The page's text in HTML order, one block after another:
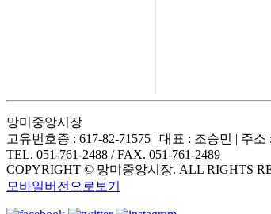
망미중앙시장
고유번호증 : 617-82-71575 | 대표 : 조승민 | 주
TEL. 051-761-2488 / FAX. 051-761-2489
COPYRIGHT © 망미중앙시장. ALL RIGHTS
모바일버전으로보기